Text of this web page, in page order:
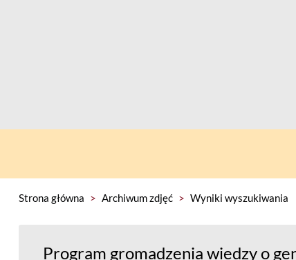
Strona główna > Archiwum zdjęć > Wyniki wyszukiwania
Program gromadzenia wiedzy o